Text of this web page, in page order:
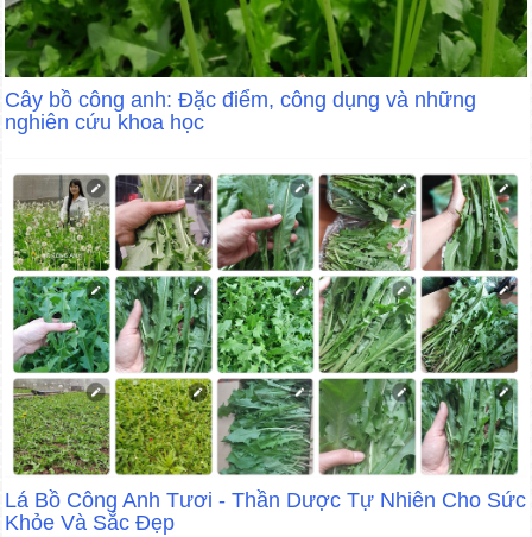
Cây bồ công anh: Đặc điểm, công dụng và những
nghiên cứu khoa học
Lá Bồ Công Anh Tươi - Thần Dược Tự Nhiên Cho Sức
Khỏe Và Sắc Đẹp